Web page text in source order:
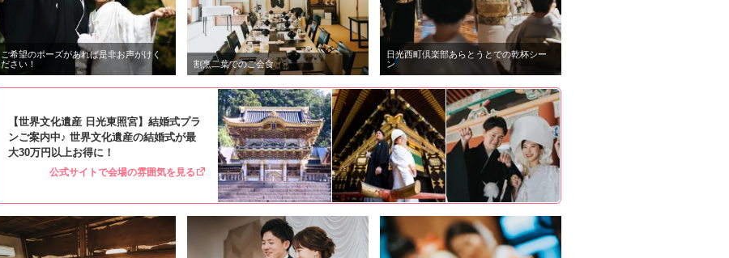
ご希望のポーズがあれば是非お声がけく
ださい！
割烹二葉でのご会食
日光西町倶楽部あらとうとでの乾杯シー
ン
【世界文化遺産 日光東照宮】結婚式プラ
ンご案内中♪ 世界文化遺産の結婚式が最
大30万円以上お得に！
公式サイトで会場の雰囲気を見る